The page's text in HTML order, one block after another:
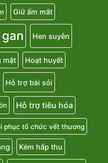
Giữ ẩm mắt
Hen suyễn
mặt Hoạt huyết
Hỗ trợ bài sỏi
Hỗ trợ tiêu hóa
phục tổ chức vết thương
Kém hấp thu